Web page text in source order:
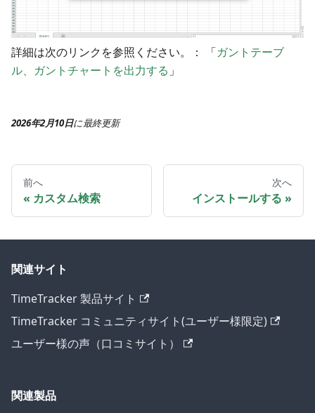
詳細は次のリンクを参照ください。： 「ガントテーブ
ル、ガントチャートを出力する」
2026年2月10日に最終更新
前へ
カスタム検索
次へ
インストールする
関連サイト
TimeTracker 製品サイト
TimeTracker コミュニティサイト(ユーザー様限定)
ユーザー様の声（口コミサイト）
関連製品